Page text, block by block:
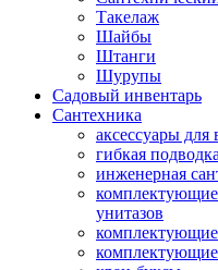
Такелаж
Шайбы
Штанги
Шурупы
Садовый инвентарь
Сантехника
аксессуары
гибкая
инженерная
унитазов
комплектующие